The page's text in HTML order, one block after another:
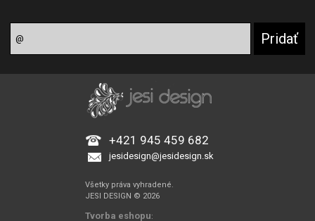
+421 945 459 682
jesidesign@jesidesign.sk
Všetky práva vyhradené.
JESI DESIGN © 2026
Tvorba eshopu: